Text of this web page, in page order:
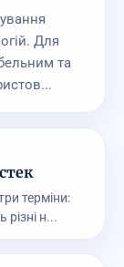
Для
та
терміни:
н...